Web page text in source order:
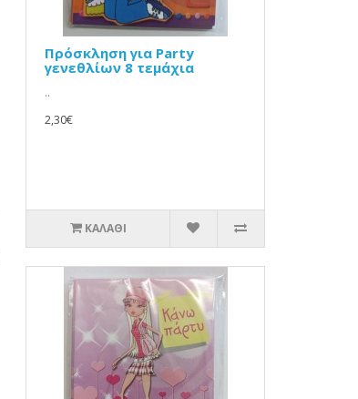
Πρόσκληση για Party
γενεθλίων 8 τεμάχια
..
2,30€
ΚΑΛΆΘΙ